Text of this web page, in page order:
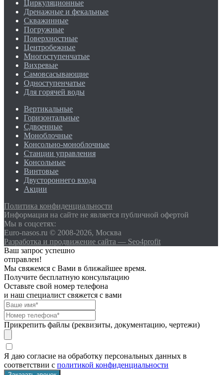
Циркуляционные
Дренажные и фекальные
Скважинные
Погружные
Поверхностные
Центробежные
Многоступенчатые
Вихревые
Самовсасывающие
Одноступенчатые
Для горячей воды
Вертикальные
Горизонтальные
Сдвоенные
Моноблочные
Консольно-моноблочные
Станции управления
Консольные
Винтовые
Двустороннего входа
Акции
Политика конфиденциальности
Информация на сайте не является публичной офертой
Мы в соцсетях:
Euro-nasos.ru © 2008-2026, Москва
Разработка и продвижение сайта — Seo4profit
Ваш запрос успешно
отправлен!
Мы свяжемся с Вами в ближайшее время.
Получите бесплатную консультацию
Оставьте свой номер телефона
и наш специалист свяжется с вами
Прикрепить файлы (реквизиты, документацию, чертежи)
Я даю согласие на обработку персональных данных в
соответствии с политикой конфиденциальности